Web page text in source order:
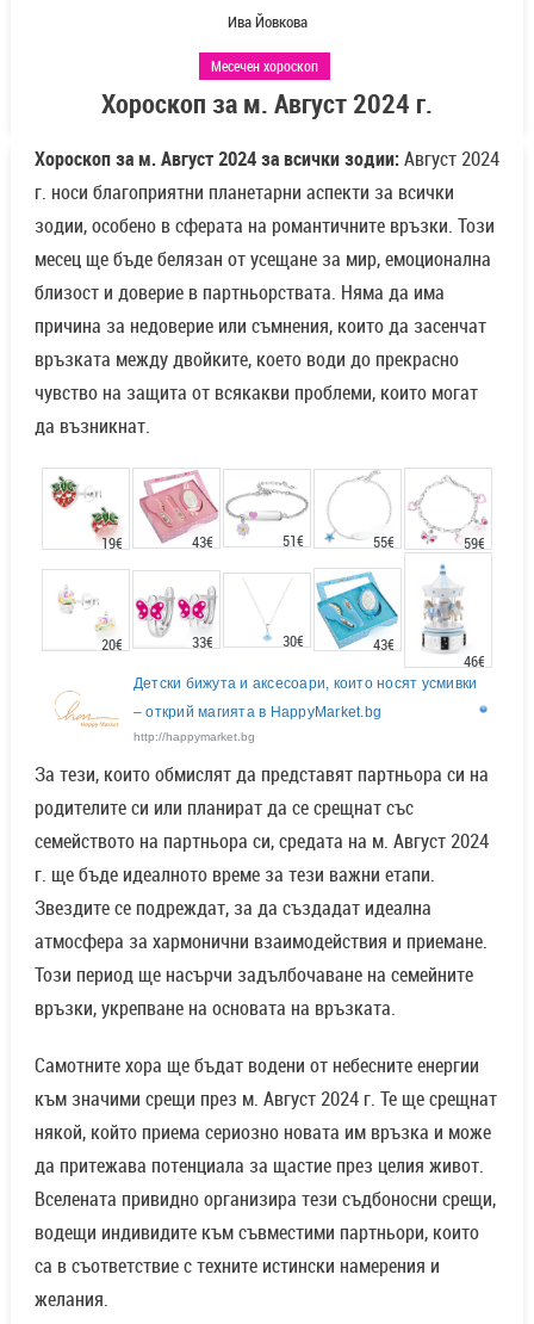
Ива Йовкова
Месечен хороскоп
Хороскоп за м. Август 2024 г.
Хороскоп за м. Август 2024 за всички зодии:Август 2024
г. носи благоприятни планетарни аспекти за всички
зодии, особено в сферата на романтичните връзки. Този
месец ще бъде белязан от усещане за мир, емоционална
близост и доверие в партньорствата. Няма да има
причина за недоверие или съмнения, които да засенчат
връзката между двойките, което води до прекрасно
чувство на защита от всякакви проблеми, които могат
да възникнат.
19€ 43€ 51€ 55€ 59€
20€ 33€ 30€
43€
46€
Детски бижута и аксесоари, които носят усмивки
– открий магията в HappyMarket.bg
http://happymarket.bg
За тези, които обмислят да представят партньора си на
родителите си или планират да се срещнат със
семейството на партньора си, средата на м. Август 2024
г. ще бъде идеалното време за тези важни етапи.
Звездите се подреждат, за да създадат идеална
атмосфера за хармонични взаимодействия и приемане.
Този период ще насърчи задълбочаване на семейните
връзки, укрепване на основата на връзката.
Самотните хора ще бъдат водени от небесните енергии
към значими срещи през м. Август 2024 г. Те ще срещнат
някой, който приема сериозно новата им връзка и може
да притежава потенциала за щастие през целия живот.
Вселената привидно организира тези съдбоносни срещи,
водещи индивидите към съвместими партньори, които
са в съответствие с техните истински намерения и
желания.